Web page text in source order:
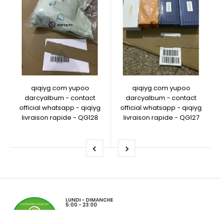
qiqiyg.com yupoo
darcyalbum - contact
official whatsapp - qiqiyg
livraison rapide - QG128
qiqiyg.com yupoo
darcyalbum - contact
official whatsapp - qiqiyg
livraison rapide - QG127
LUNDI - DIMANCHE
5:00 - 23:00